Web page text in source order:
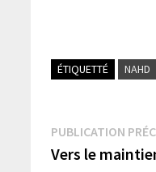
ÉTIQUETTÉ NAHD
de
PUBLICATION
Vers le